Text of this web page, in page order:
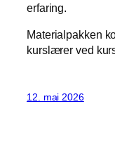
erfaring.
Materialpakken
kurslærer ved
12. mai 2026